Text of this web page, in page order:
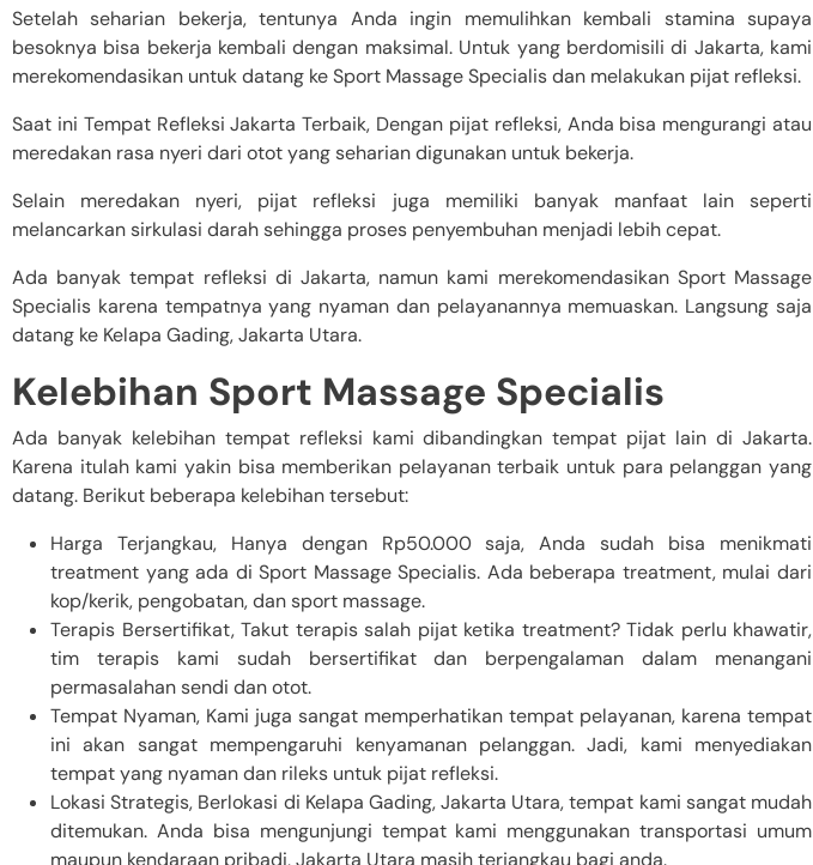
Setelah seharian bekerja, tentunya Anda ingin memulihkan kembali stamina supaya
besoknya bisa bekerja kembali dengan maksimal. Untuk yang berdomisili di Jakarta, kami
merekomendasikan untuk datang ke Sport Massage Specialis dan melakukan pijat refleksi.
Saat ini Tempat Refleksi Jakarta Terbaik, Dengan pijat refleksi, Anda bisa mengurangi atau
meredakan rasa nyeri dari otot yang seharian digunakan untuk bekerja.
Selain meredakan nyeri, pijat refleksi juga memiliki banyak manfaat lain seperti
melancarkan sirkulasi darah sehingga proses penyembuhan menjadi lebih cepat.
Ada banyak tempat refleksi di Jakarta, namun kami merekomendasikan Sport Massage
Specialis karena tempatnya yang nyaman dan pelayanannya memuaskan. Langsung saja
datang ke Kelapa Gading, Jakarta Utara.
Kelebihan Sport Massage Specialis
Ada banyak kelebihan tempat refleksi kami dibandingkan tempat pijat lain di Jakarta.
Karena itulah kami yakin bisa memberikan pelayanan terbaik untuk para pelanggan yang
datang. Berikut beberapa kelebihan tersebut:
Harga Terjangkau, Hanya dengan Rp50.000 saja, Anda sudah bisa menikmati
treatment yang ada di Sport Massage Specialis. Ada beberapa treatment, mulai dari
kop/kerik, pengobatan, dan sport massage.
Terapis Bersertifikat, Takut terapis salah pijat ketika treatment? Tidak perlu khawatir,
tim terapis kami sudah bersertifikat dan berpengalaman dalam menangani
permasalahan sendi dan otot.
Tempat Nyaman, Kami juga sangat memperhatikan tempat pelayanan, karena tempat
ini akan sangat mempengaruhi kenyamanan pelanggan. Jadi, kami menyediakan
tempat yang nyaman dan rileks untuk pijat refleksi.
Lokasi Strategis, Berlokasi di Kelapa Gading, Jakarta Utara, tempat kami sangat mudah
ditemukan. Anda bisa mengunjungi tempat kami menggunakan transportasi umum
maupun kendaraan pribadi, Jakarta Utara masih terjangkau bagi anda.